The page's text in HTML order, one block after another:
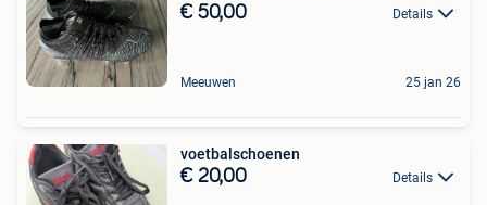
€ 50,00 Details
Meeuwen 25 jan 26
voetbalschoenen
€ 20,00 Details